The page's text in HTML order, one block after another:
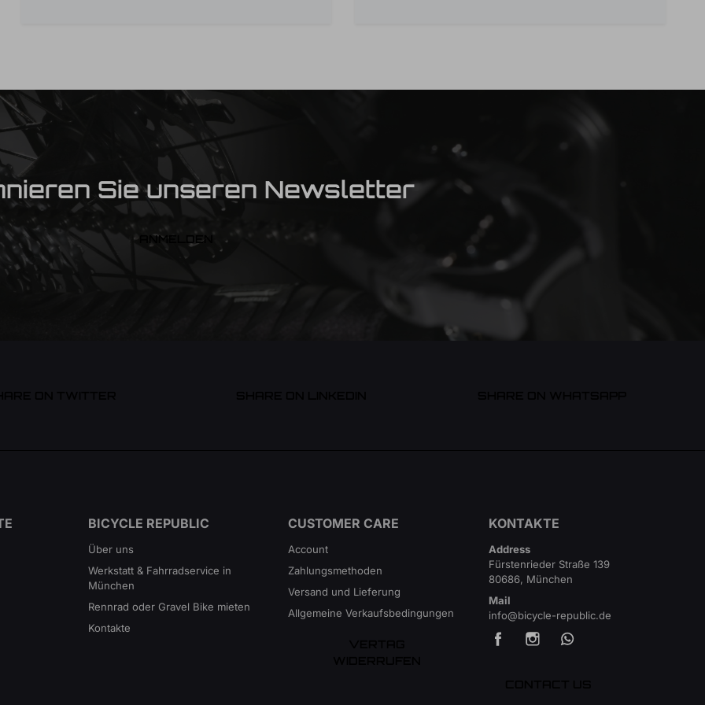
Sie unseren Newsletter
ANMELDEN
BICYCLE REPUBLIC
Über uns
Werkstatt & Fahrradservice in
München
Rennrad oder Gravel Bike mieten
Kontakte
CUSTOMER CARE
Account
Zahlungsmethoden
Versand und Lieferung
Allgemeine Verkaufsbedingungen
KONTAKTE
Address
Fürstenrieder Straße 139
80686, München
Mail
info@bicycle-republic.de